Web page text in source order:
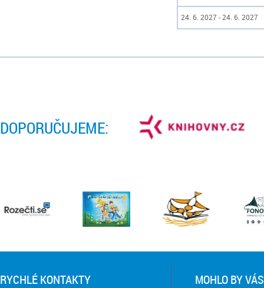
24. 6. 2027 - 24. 6. 2027
DOPORUČUJEME:
RYCHLÉ KONTAKTY MOHLO BY